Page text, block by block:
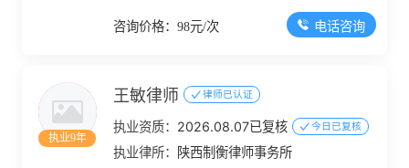
咨询价格：98元/次 电话咨询
执业9年
王敏律师 律师已认证
执业资质： 2026.08.07已复核 今日已复核
执业律所：
陕西制衡律师事务所